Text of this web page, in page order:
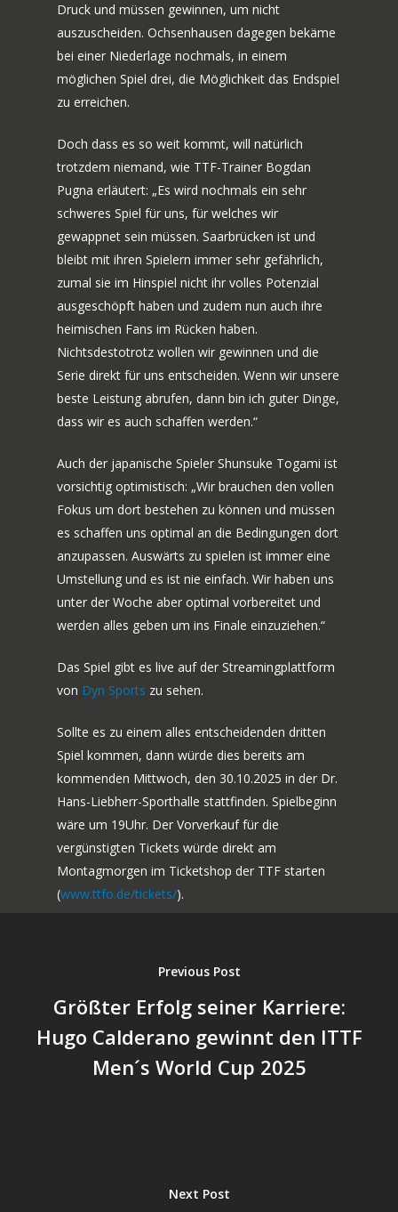
Druck und müssen gewinnen, um nicht
auszuscheiden. Ochsenhausen dagegen bekäme
bei einer Niederlage nochmals, in einem
möglichen Spiel drei, die Möglichkeit das Endspiel
zu erreichen.
Doch dass es so weit kommt, will natürlich
trotzdem niemand, wie TTF-Trainer Bogdan
Pugna erläutert: „Es wird nochmals ein sehr
schweres Spiel für uns, für welches wir
gewappnet sein müssen. Saarbrücken ist und
bleibt mit ihren Spielern immer sehr gefährlich,
zumal sie im Hinspiel nicht ihr volles Potenzial
ausgeschöpft haben und zudem nun auch ihre
heimischen Fans im Rücken haben.
Nichtsdestotrotz wollen wir gewinnen und die
Serie direkt für uns entscheiden. Wenn wir unsere
beste Leistung abrufen, dann bin ich guter Dinge,
dass wir es auch schaffen werden.“
Auch der japanische Spieler Shunsuke Togami ist
vorsichtig optimistisch: „Wir brauchen den vollen
Fokus um dort bestehen zu können und müssen
es schaffen uns optimal an die Bedingungen dort
anzupassen. Auswärts zu spielen ist immer eine
Umstellung und es ist nie einfach. Wir haben uns
unter der Woche aber optimal vorbereitet und
werden alles geben um ins Finale einzuziehen.“
Das Spiel gibt es live auf der Streamingplattform
von Dyn Sports zu sehen.
Sollte es zu einem alles entscheidenden dritten
Spiel kommen, dann würde dies bereits am
kommenden Mittwoch, den 30.10.2025 in der Dr.
Hans-Liebherr-Sporthalle stattfinden. Spielbeginn
wäre um 19Uhr. Der Vorverkauf für die
vergünstigten Tickets würde direkt am
Montagmorgen im Ticketshop der TTF starten
(www.ttfo.de/tickets/).
Previous Post
Größter Erfolg seiner Karriere:
Hugo Calderano gewinnt den ITTF
Men´s World Cup 2025
Next Post